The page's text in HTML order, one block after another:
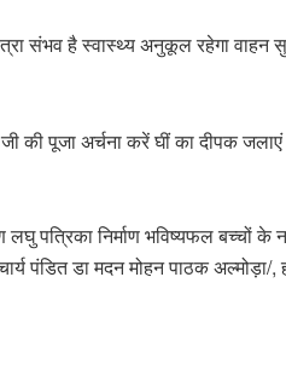
संभव है स्वास्थ्य अनुकूल रहेगा
की पूजा अर्चना करें घीं का दीपक
लघु पत्रिका निर्माण भविष्यफल बच्चों
पंडित डा मदन मोहन पाठक अल्मोड़ा/,